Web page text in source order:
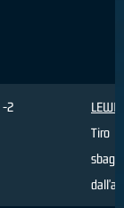
-2
Tiro